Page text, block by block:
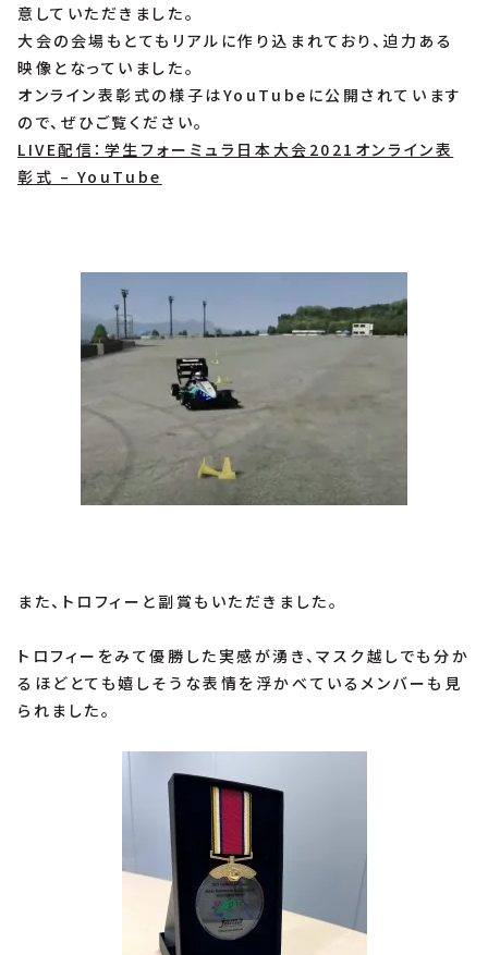
意していただきました。
大会の会場もとてもリアルに作り込まれており、迫力ある
映像となっていました。
オンライン表彰式の様子はYouTubeに公開されています
ので、ぜひご覧ください。
LIVE配信：学生フォーミュラ日本大会2021オンライン表
彰式 – YouTube
また、トロフィーと副賞もいただきました。
トロフィーをみて優勝した実感が湧き、マスク越しでも分か
るほどとても嬉しそうな表情を浮かべているメンバーも見
られました。